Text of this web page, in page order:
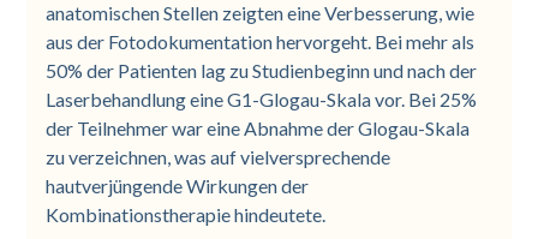
anatomischen Stellen zeigten eine Verbesserung, wie
aus der Fotodokumentation hervorgeht. Bei mehr als
50% der Patienten lag zu Studienbeginn und nach der
Laserbehandlung eine G1-Glogau-Skala vor. Bei 25%
der Teilnehmer war eine Abnahme der Glogau-Skala
zu verzeichnen, was auf vielversprechende
hautverjüngende Wirkungen der
Kombinationstherapie hindeutete.